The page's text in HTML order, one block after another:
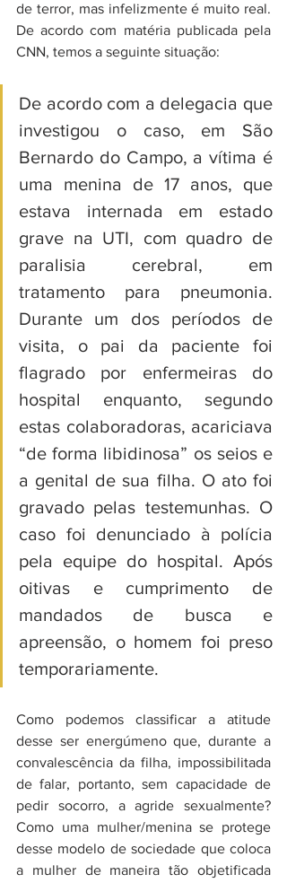
de terror, mas infelizmente é muito real.
De acordo com matéria publicada pela
CNN, temos a seguinte situação:
De acordo com a delegacia que
investigou o caso, em São
Bernardo do Campo, a vítima é
uma menina de 17 anos, que
estava internada em estado
grave na UTI, com quadro de
paralisia cerebral, em
tratamento para pneumonia.
Durante um dos períodos de
visita, o pai da paciente foi
flagrado por enfermeiras do
hospital enquanto, segundo
estas colaboradoras, acariciava
“de forma libidinosa” os seios e
a genital de sua filha. O ato foi
gravado pelas testemunhas. O
caso foi denunciado à polícia
pela equipe do hospital. Após
oitivas e cumprimento de
mandados de busca e
apreensão, o homem foi preso
temporariamente.
Como podemos classificar a atitude
desse ser energúmeno que, durante a
convalescência da filha, impossibilitada
de falar, portanto, sem capacidade de
pedir socorro, a agride sexualmente?
Como uma mulher/menina se protege
desse modelo de sociedade que coloca
a mulher de maneira tão objetificada